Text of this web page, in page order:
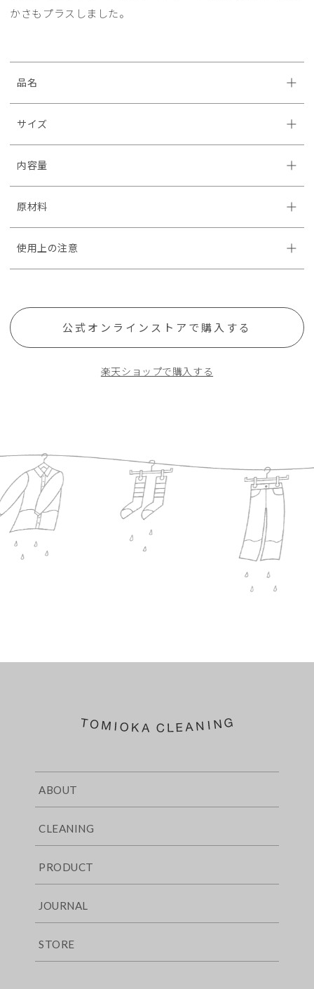
かさもプラスしました。
品名
サイズ
内容量
原材料
使用上の注意
公式オンラインストアで購入する
楽天ショップで購入する
ABOUT
CLEANING
PRODUCT
JOURNAL
STORE